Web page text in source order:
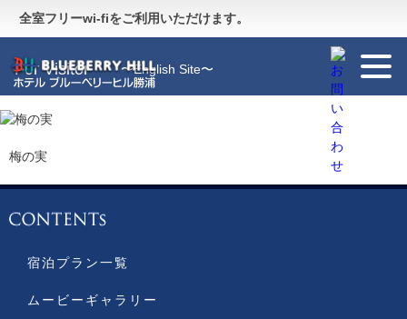
全室フリーwi-fiをご利用いただけます。
Guide 〜施設のご案内〜
For Visitor 〜English Site〜
梅の実
宿泊プラン一覧
ムービーギャラリー